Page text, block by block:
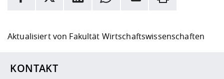
Hier stehen weitere Informationen und ein Link zur
Aktualisiert von Fakultät Wirtschaftswissenschaften
KONTAKT